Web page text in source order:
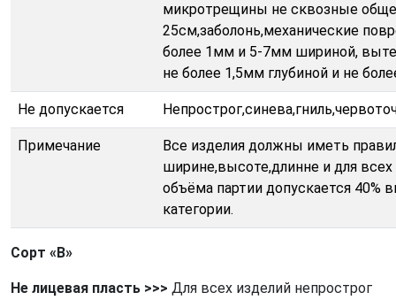
микротрещины не сквозные
25см,заболонь,механические
более 1мм и 5-7мм шириной,
не более 1,5мм глубиной и не
Не допускается
Примечание
Все изделия должны иметь
ширине,высоте,длинне и для
объёма партии допускается 40%
категории.
Сорт «В»
Не лицевая пласть >>> Для всех изделий непрострог